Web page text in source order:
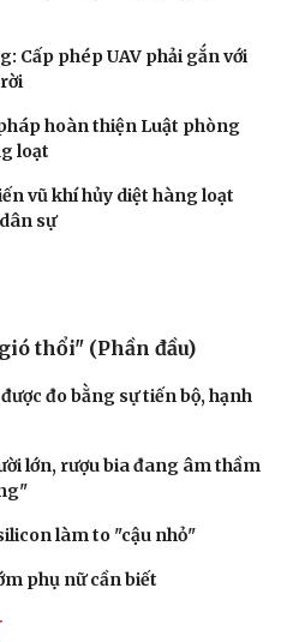
Podcast
Đọc truyện đêm khuya
Cửa sổ tình yêu
Hạt giống tâm hồn
Cấp phép UAV phải gắn với
hoàn thiện Luật phòng
loạt
vũ khí hủy diệt hàng loạt
sự
thổi" (Phần đầu)
đo bằng sự tiến bộ, hạnh
lớn, rượu bia đang âm thầm
làm to "cậu nhỏ"
phụ nữ cần biết